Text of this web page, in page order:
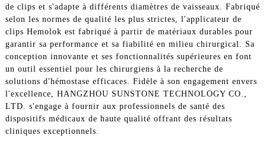
de clips et s'adapte à différents diamètres de vaisseaux. Fabriqué
selon les normes de qualité les plus strictes, l'applicateur de
clips Hemolok est fabriqué à partir de matériaux durables pour
garantir sa performance et sa fiabilité en milieu chirurgical. Sa
conception innovante et ses fonctionnalités supérieures en font
un outil essentiel pour les chirurgiens à la recherche de
solutions d'hémostase efficaces. Fidèle à son engagement envers
l'excellence, HANGZHOU SUNSTONE TECHNOLOGY CO.,
LTD. s'engage à fournir aux professionnels de santé des
dispositifs médicaux de haute qualité offrant des résultats
cliniques exceptionnels.